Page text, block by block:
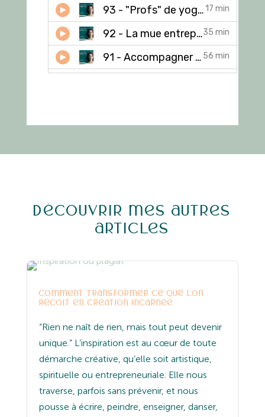
Découvrir mes autres
articles
comment transformer ce que l’on
reçoit en création incarnée
“Rien ne naît de rien, mais tout peut devenir
unique.” L’inspiration est au cœur de toute
démarche créative, qu’elle soit artistique,
spirituelle ou entrepreneuriale. Elle nous
traverse, parfois sans prévenir, et nous
pousse à écrire, peindre, enseigner, danser,